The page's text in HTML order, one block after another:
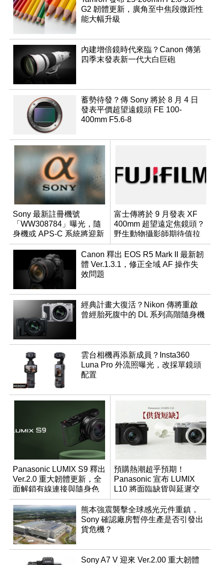
G2 韌體更新，廣角至中焦段微距性
能大幅升級
內建增倍鏡時代來臨？Canon 傳第
四季末發表新一代大白巨砲
蓄勢待發？傳 Sony 將於 8 月 4 日
發表平價超望遠鏡頭 FE 100-
400mm F5.6-8
Sony 最新註冊機號
「WW308784」曝光，隨
身機或 APS-C 系統將迎新
成員？
富士傳將於 9 月發表 XF
400mm 超望遠定焦鏡頭？
野生動物攝影師期待值拉
滿
Canon 釋出 EOS R5 Mark II 最新韌
體 Ver.1.3.1，修正全域 AF 操作失
效問題
經典計畫大復活？Nikon 傳將重啟
曾經胎死腹中的 DL 系列高階隨身機
雲台相機再添新成員？Insta360
Luna Pro 外流照曝光，改採單鏡頭
配置
Panasonic LUMIX S9 釋出
Ver.2.0 重大韌體更新，全
面解鎖有線連接與隨身色
調編輯
預購熱潮超乎預期！
Panasonic 宣布 LUMIX
L10 將面臨缺貨與延遲交
貨時間
熊本強震襲擊全球感光元件重鎮，
Sony 確認廠房暫停生產是否引發出
貨危機？
Sony A7 V 迎來 Ver.2.00 重大韌體